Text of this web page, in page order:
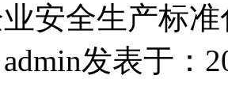
安全生产标
发表于：